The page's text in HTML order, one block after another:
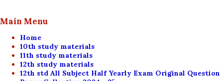
Main Menu
Home
10th study materials
11th study materials
12th study materials
12th std All Subject Half Yearly Exam Original Question